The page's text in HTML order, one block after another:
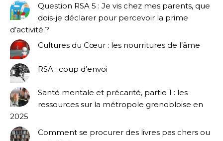
Question RSA 5 : Je vis chez mes parents, que
dois-je déclarer pour percevoir la prime
d’activité ?
Cultures du Cœur : les nourritures de l’âme
RSA : coup d’envoi
Santé mentale et précarité, partie 1 : les
ressources sur la métropole grenobloise en
2025
Comment se procurer des livres pas chers ou